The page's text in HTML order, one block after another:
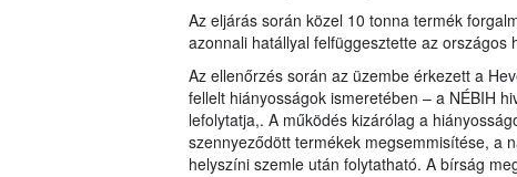
Az eljárás során közel 10 tonna termék
azonnali hatállyal felfüggesztette az országos
Az ellenőrzés során az üzembe érkezett a
fellelt hiányosságok ismeretében – a NÉBIH
lefolytatja,. A működés kizárólag a
szennyeződött termékek megsemmisítése, a
helyszíni szemle után folytatható. A bírság